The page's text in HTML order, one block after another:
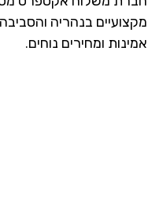
בנהריה והסביבה,
ומחירים נוחים.